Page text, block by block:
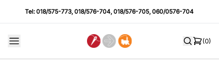
Tel:018/575-773,018/576-704,018/576-705,060/0576-704
(0)